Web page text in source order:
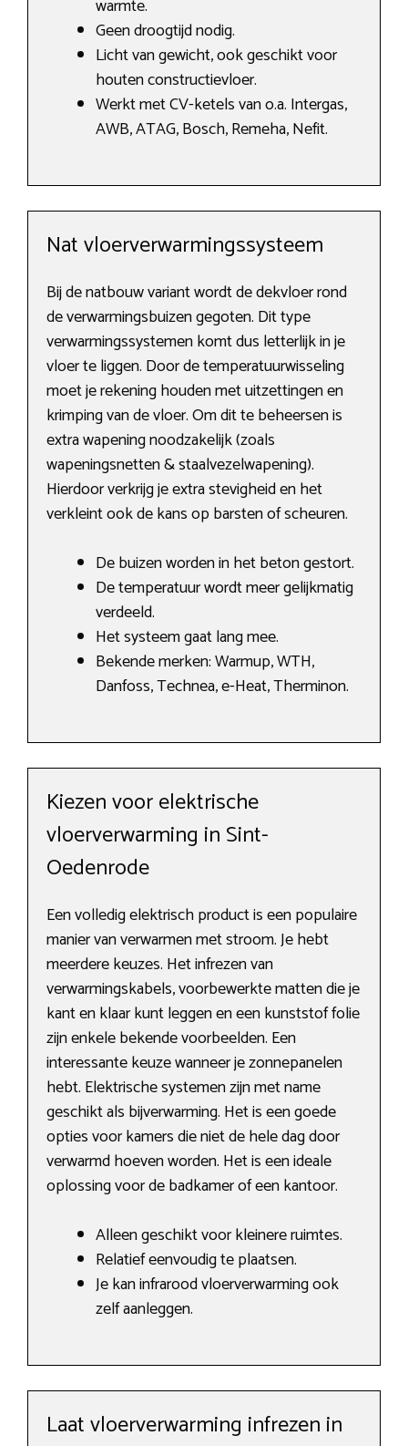
warmte.
Geen droogtijd nodig.
Licht van gewicht, ook geschikt voor
houten constructievloer.
Werkt met CV-ketels van o.a. Intergas,
AWB, ATAG, Bosch, Remeha, Nefit.
Nat vloerverwarmingssysteem
Bij de natbouw variant wordt de dekvloer rond
de verwarmingsbuizen gegoten. Dit type
verwarmingssystemen komt dus letterlijk in je
vloer te liggen. Door de temperatuurwisseling
moet je rekening houden met uitzettingen en
krimping van de vloer. Om dit te beheersen is
extra wapening noodzakelijk (zoals
wapeningsnetten & staalvezelwapening).
Hierdoor verkrijg je extra stevigheid en het
verkleint ook de kans op barsten of scheuren.
De buizen worden in het beton gestort.
De temperatuur wordt meer gelijkmatig
verdeeld.
Het systeem gaat lang mee.
Bekende merken: Warmup, WTH,
Danfoss, Technea, e-Heat, Therminon.
Kiezen voor elektrische
vloerverwarming in Sint-
Oedenrode
Een volledig elektrisch product is een populaire
manier van verwarmen met stroom. Je hebt
meerdere keuzes. Het infrezen van
verwarmingskabels, voorbewerkte matten die je
kant en klaar kunt leggen en een kunststof folie
zijn enkele bekende voorbeelden. Een
interessante keuze wanneer je zonnepanelen
hebt. Elektrische systemen zijn met name
geschikt als bijverwarming. Het is een goede
opties voor kamers die niet de hele dag door
verwarmd hoeven worden. Het is een ideale
oplossing voor de badkamer of een kantoor.
Alleen geschikt voor kleinere ruimtes.
Relatief eenvoudig te plaatsen.
Je kan infrarood vloerverwarming ook
zelf aanleggen.
Laat vloerverwarming infrezen in